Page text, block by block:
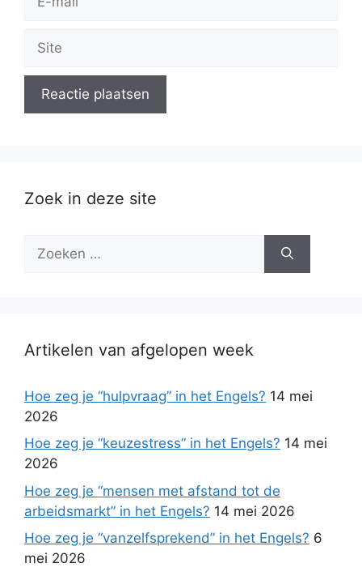
mail
Zoek in deze site
naar:
Artikelen van afgelopen week
Hoe zeg je “hulpvraag” in het Engels? 14 mei
2026
Hoe zeg je “keuzestress” in het Engels? 14 mei
2026
Hoe zeg je “mensen met afstand tot de
arbeidsmarkt” in het Engels? 14 mei 2026
Hoe zeg je “vanzelfsprekend” in het Engels? 6
mei 2026